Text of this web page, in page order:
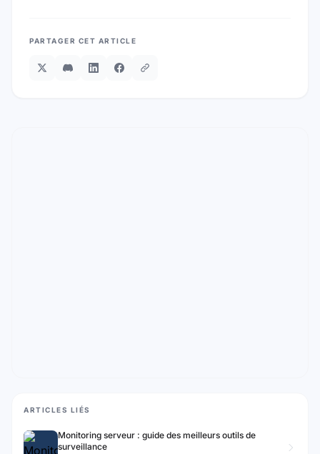
PARTAGER CET ARTICLE
ARTICLES LIÉS
Monitoring serveur : guide des meilleurs outils de
surveillance